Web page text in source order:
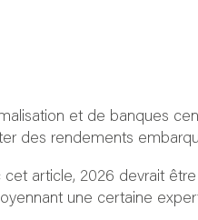
et de banques
des rendements
article, 2026 devrait
une certaine